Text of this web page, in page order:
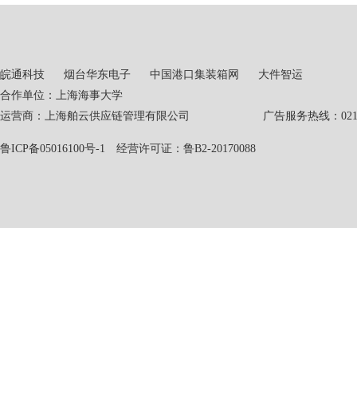
皖通科技 烟台华东电子 中国港口集装箱网
大件智运
合作单位：上海海事大学
运营商：上海舶云供应链管理有限公司 广告服务热线：021-
鲁ICP备05016100号-1 经营许可证：鲁B2-20170088